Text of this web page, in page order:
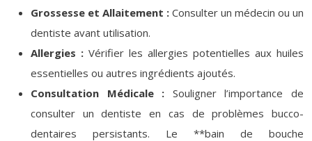
Grossesse et Allaitement : Consulter un médecin ou un
dentiste avant utilisation.
Allergies : Vérifier les allergies potentielles aux huiles
essentielles ou autres ingrédients ajoutés.
Consultation Médicale : Souligner l’importance de
consulter un dentiste en cas de problèmes bucco-
dentaires persistants. Le **bain de bouche